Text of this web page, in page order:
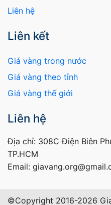
Liên hệ
Liên kết
Giá vàng trong nước
Giá vàng theo tỉnh
Giá vàng thế giới
Liên hệ
Địa chỉ: 308C Điện Biên
TP.HCM
Email:
©Copyright 2016-2026